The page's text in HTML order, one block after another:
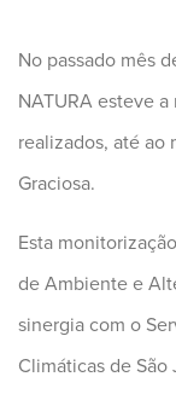
No passado mês
NATURA esteve
realizados, até ao
Graciosa.
Esta
de Ambiente e
sinergia com o
Climáticas de São